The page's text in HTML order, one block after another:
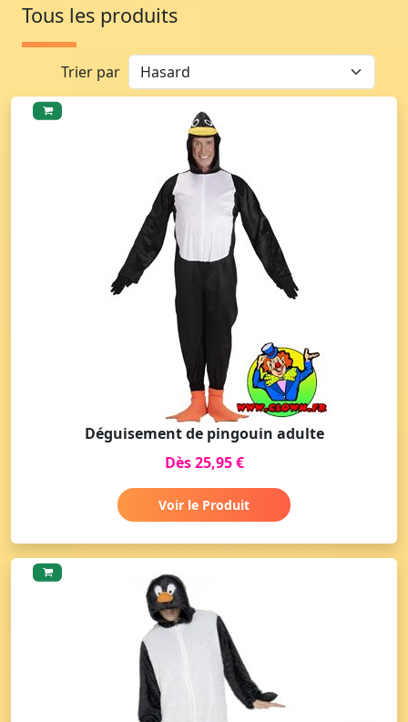
Tous les produits
Trier par
Déguisement de pingouin adulte
Dès 25,95 €
Voir le Produit